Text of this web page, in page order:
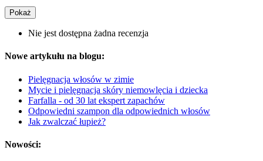
Pokaż
Nie jest dostępna żadna recenzja
Nowe artykułu na blogu:
Pielęgnacja włosów w zimie
Mycie i pielęgnacja skóry niemowlęcia i dziecka
Farfalla - od 30 lat ekspert zapachów
Odpowiedni szampon dla odpowiednich włosów
Jak zwalczać łupież?
Nowości: